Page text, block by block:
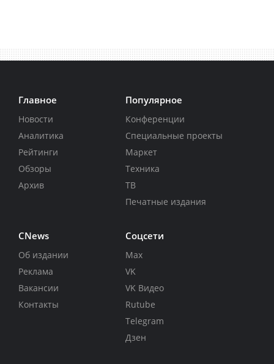
Главное
Новости
Аналитика
Рейтинги
Обзоры
Архив
Популярное
Конференции
Специальные проекты
Маркет
Техника
ТВ
Печатные издания
CNews
Об издании
Реклама
Вакансии
Контакты
Соцсети
Max
VK
VK Видео
Rutube
Telegram
Дзен